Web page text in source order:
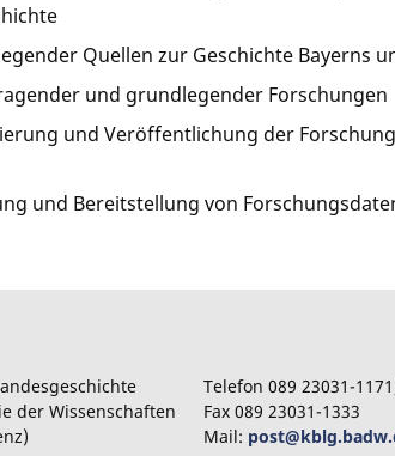
Quellen zur Geschichte Bayerns
und grundlegender Forschungen
und Veröffentlichung der
und Bereitstellung von
der Wissenschaften
Telefon 089 23031-
Fax 089 23031-1333
Mail: